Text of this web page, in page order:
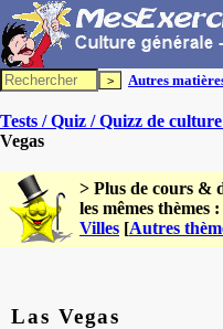
Autres
Tests / Quiz / Quizz de
Vegas
> Plus de cours &
les mêmes thèmes :
Villes [Autres
Las Vegas